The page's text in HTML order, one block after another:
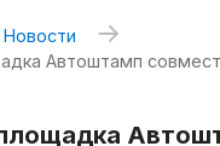
Новости →
Автоштамп